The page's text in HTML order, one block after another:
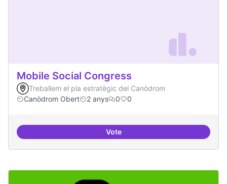
Mobile Social Congress
Treballem el pla estratègic del Canòdrom
Canòdrom Obert
2 anys 0 0
VoteMobile Social Congress